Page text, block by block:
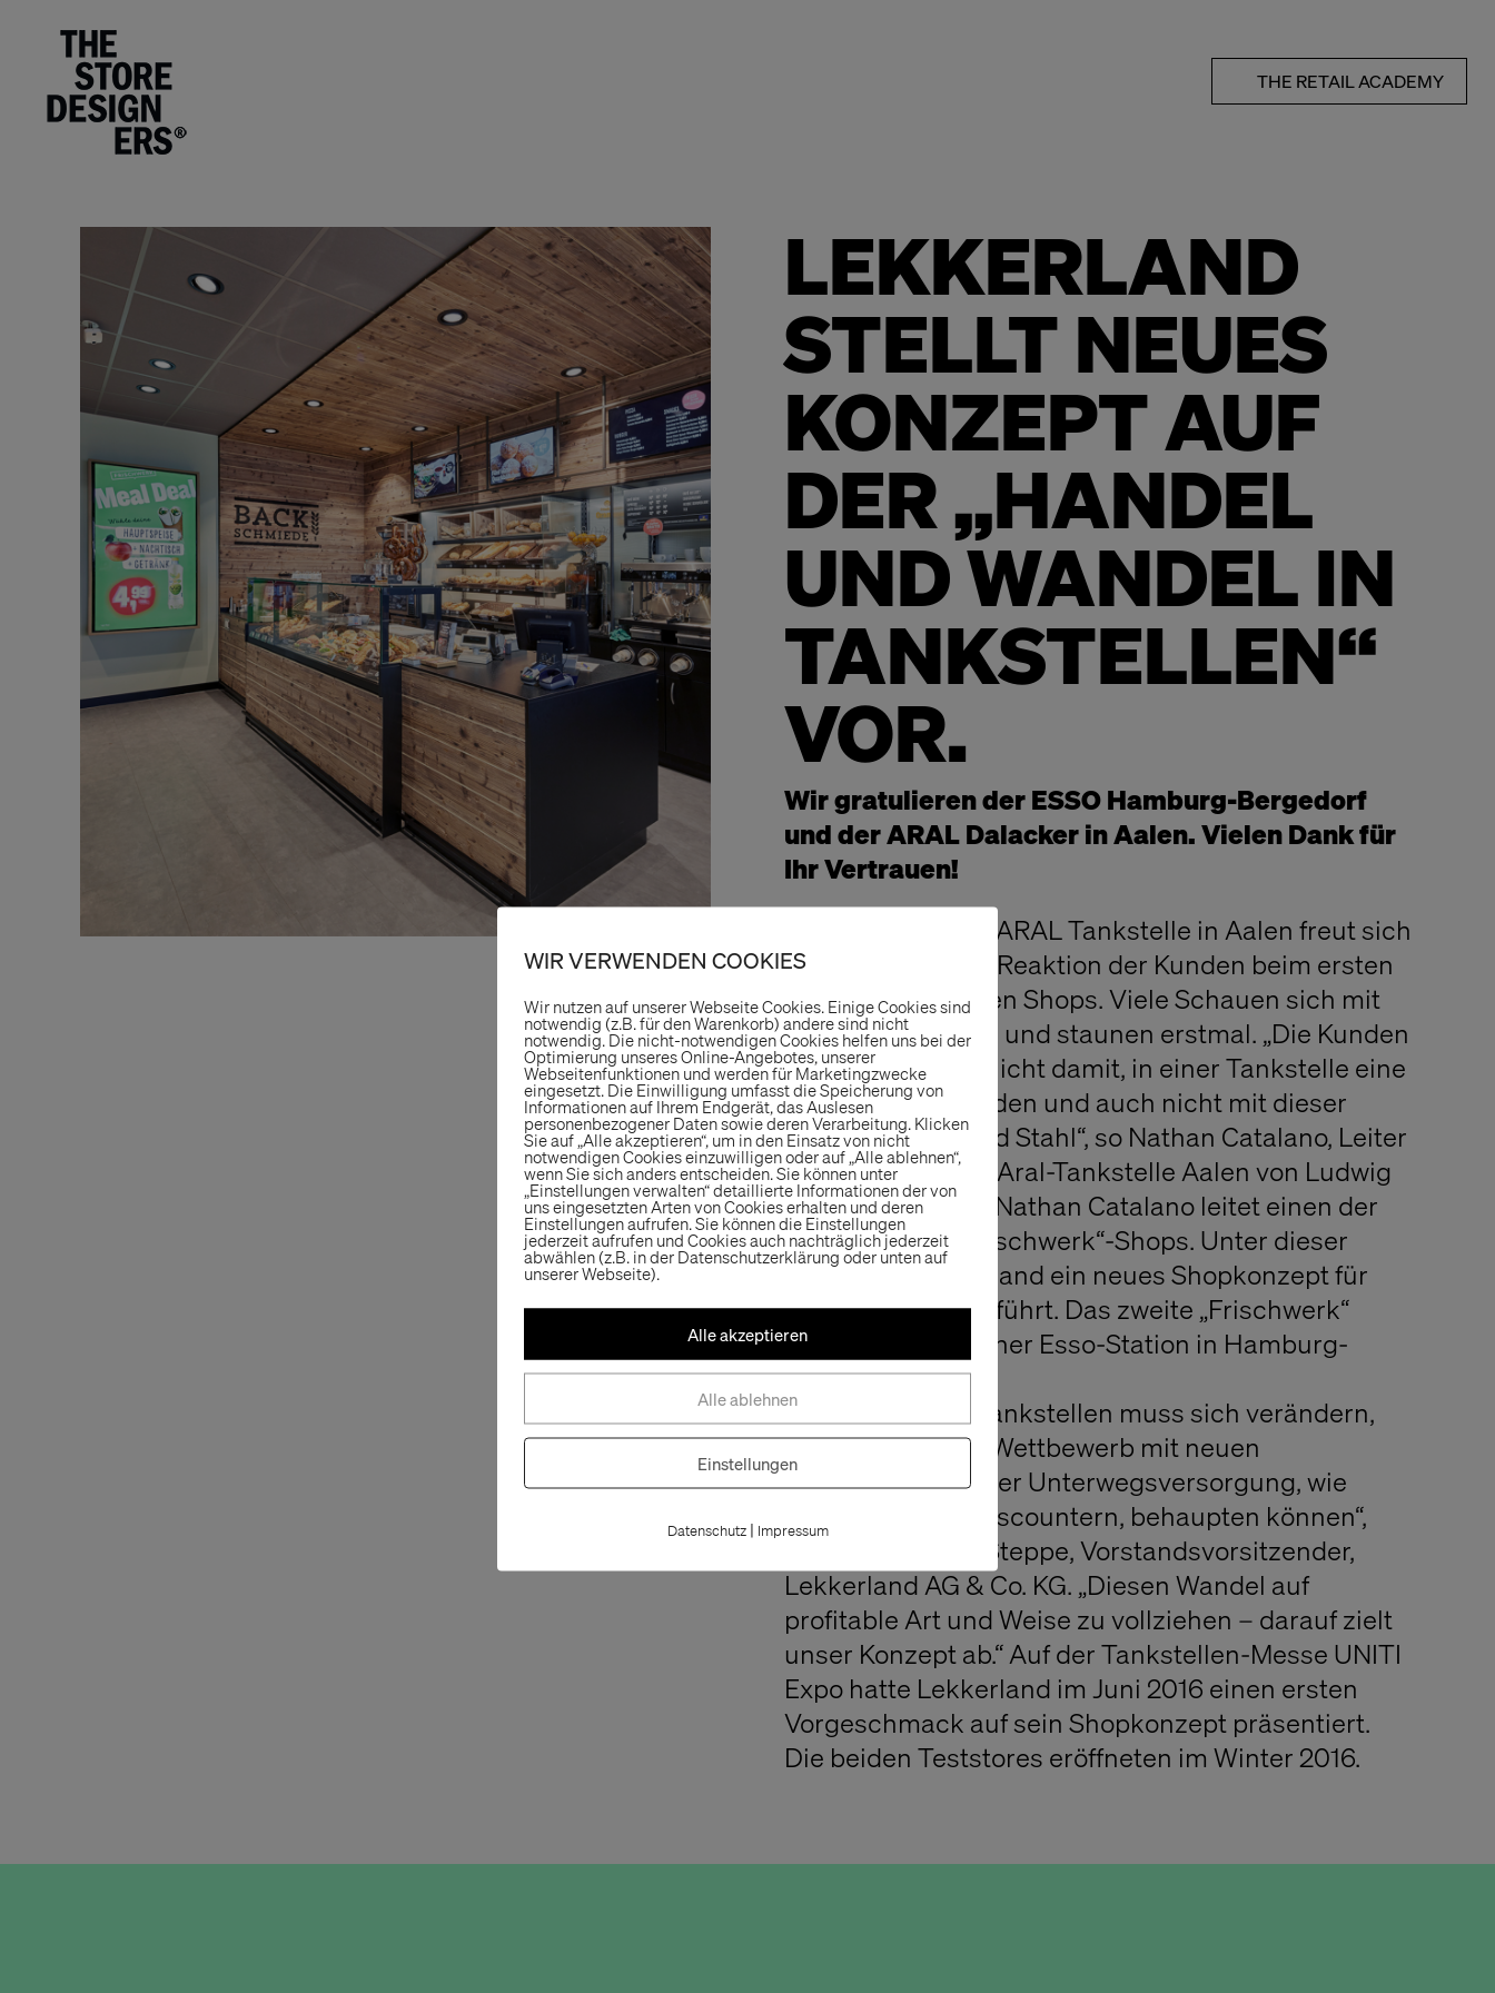
THE RETAIL ACADEMY
LEKKERLAND
STELLT NEUES
KONZEPT AUF
DER „HANDEL
UND WANDEL IN
TANKSTELLEN“
VOR.
Wir gratulieren der ESSO Hamburg-Bergedorf
und der ARAL Dalacker in Aalen. Vielen Dank für
Ihr Vertrauen!
Der Betreiber der ARAL Tankstelle in Aalen freut sich
vorallem über die Reaktion der Kunden beim ersten
Betreten des neuen Shops. Viele Schauen sich mit
großen Augen um und staunen erstmal. „Die Kunden
rechnen einfach nicht damit, in einer Tankstelle eine
Bäckerei vorzufinden und auch nicht mit dieser
Optik aus Holz und Stahl“, so Nathan Catalano, Leiter
Einkaufspool und Aral-Tankstelle Aalen von Ludwig
Dalacker & Sohn. Nathan Catalano leitet einen der
ersten beiden „Frischwerk“-Shops. Unter dieser
Marke hat Lekkerland ein neues Shopkonzept für
Tankstellen eingeführt. Das zweite „Frischwerk“
befindet sich in einer Esso-Station in Hamburg-
Bergedorf.
„Das Image von Tankstellen muss sich verändern,
damit sie sich im Wettbewerb mit neuen
Konkurrenten in der Unterwegsversorgung, wie
Bäckereien und Dscountern, behaupten können“,
erläutert Patrick Steppe, Vorstandsvorsitzender,
Lekkerland AG & Co. KG. „Diesen Wandel auf
profitable Art und Weise zu vollziehen – darauf zielt
unser Konzept ab.“ Auf der Tankstellen-Messe UNITI
Expo hatte Lekkerland im Juni 2016 einen ersten
Vorgeschmack auf sein Shopkonzept präsentiert.
Die beiden Teststores eröffneten im Winter 2016.
WIR VERWENDEN COOKIES
Wir nutzen auf unserer Webseite Cookies. Einige Cookies sind
notwendig (z.B. für den Warenkorb) andere sind nicht
notwendig. Die nicht-notwendigen Cookies helfen uns bei der
Optimierung unseres Online-Angebotes, unserer
Webseitenfunktionen und werden für Marketingzwecke
eingesetzt. Die Einwilligung umfasst die Speicherung von
Informationen auf Ihrem Endgerät, das Auslesen
personenbezogener Daten sowie deren Verarbeitung. Klicken
Sie auf „Alle akzeptieren“, um in den Einsatz von nicht
notwendigen Cookies einzuwilligen oder auf „Alle ablehnen“,
wenn Sie sich anders entscheiden. Sie können unter
„Einstellungen verwalten“ detaillierte Informationen der von
uns eingesetzten Arten von Cookies erhalten und deren
Einstellungen aufrufen. Sie können die Einstellungen
jederzeit aufrufen und Cookies auch nachträglich jederzeit
abwählen (z.B. in der Datenschutzerklärung oder unten auf
unserer Webseite).
Alle akzeptieren
Alle ablehnen
Einstellungen
Datenschutz| Impressum